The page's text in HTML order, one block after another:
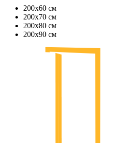
200х60 см
200х70 см
200х80 см
200х90 см